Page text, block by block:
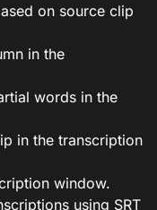
on source clip
in the
words in the
in the transcription
window.
using SRT